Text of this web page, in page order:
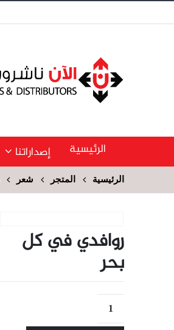
الرئيسية إصداراتنا
الرئيسية المتجر شعر
روافدي في كل
بحر